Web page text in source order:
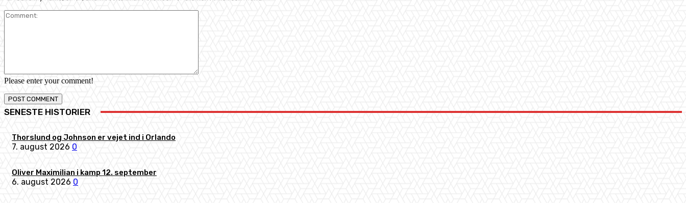
Please enter your comment!
SENESTE HISTORIER
Thorslund og Johnson er vejet ind i Orlando
7. august 2026 0
Oliver Maximilian i kamp 12. september
6. august 2026 0